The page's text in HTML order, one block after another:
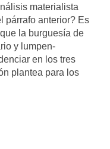
materialista
párrafo anterior? Es
la burguesía de
y lumpen-
en los tres
plantea para los